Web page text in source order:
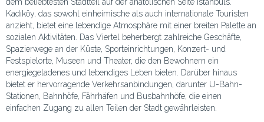
Kadıköy, das sowohl einheimische als auch internationale Touristen
anzieht, bietet eine lebendige Atmosphäre mit einer breiten Palette an
sozialen Aktivitäten. Das Viertel beherbergt zahlreiche Geschäfte,
Spazierwege an der Küste, Sporteinrichtungen, Konzert- und
Festspielorte, Museen und Theater, die den Bewohnern ein
energiegeladenes und lebendiges Leben bieten. Darüber hinaus
bietet er hervorragende Verkehrsanbindungen, darunter U-Bahn-
Stationen, Bahnhöfe, Fährhäfen und Busbahnhöfe, die einen
einfachen Zugang zu allen Teilen der Stadt gewährleisten.